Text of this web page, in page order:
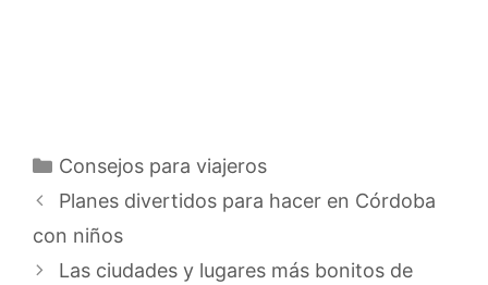
Categorías
Consejos para viajeros
Planes divertidos para hacer en Córdoba
con niños
Las ciudades y lugares más bonitos de